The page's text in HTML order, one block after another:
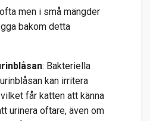
men i små mängder
bakom detta
: Bakteriella
kan irritera
får katten att känna
urinera oftare, även om